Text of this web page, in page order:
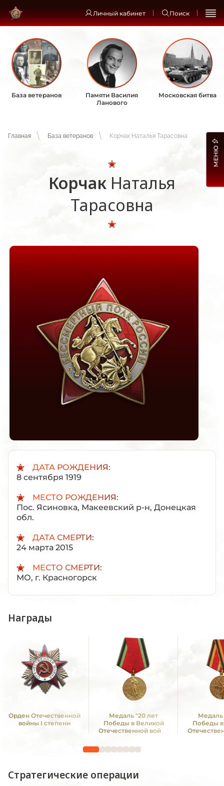
Личный кабинет Поиск
База ветеранов
Памяти Василия
Ланового
Московская битва
Главная База ветеранов Корчак Наталья Тарасовна
Корчак Наталья
Тарасовна
ДАТА РОЖДЕНИЯ:
8 сентября 1919
МЕСТО РОЖДЕНИЯ:
Пос. Ясиновка, Макеевский р-н, Донецкая
обл.
ДАТА СМЕРТИ:
24 марта 2015
МЕСТО СМЕРТИ:
МО, г. Красногорск
Награды
Орден Отечественной
войны I степени
Медаль "20 лет
Победы в Великой
Отечественной войне
Медаль
Победы
Стратегические операции
МЕНЮ